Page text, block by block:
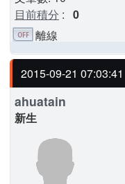
目前積分 : 0
離線
2015-09-21 07:03:41
ahuatain
新生